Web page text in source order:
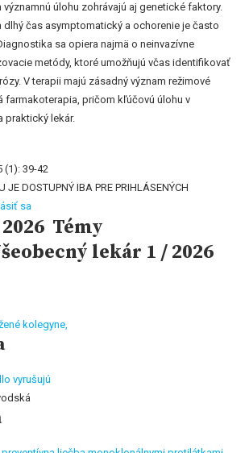
úlohu zohrávajú aj genetické faktory.
dlhý čas asymptomatický a ochorenie je často
sa opiera najmä o neinvazívne
metódy, ktoré umožňujú včas identifikovať
V terapii majú zásadný význam režimové
farmakoterapia, pričom kľúčovú úlohu v
praktický lekár.
(1): 39-42
JE DOSTUPNÝ IBA PRE PRIHLÁSENÝCH
sa
Témy
lekár 1 / 2026
kolegyne,
vyrušujú